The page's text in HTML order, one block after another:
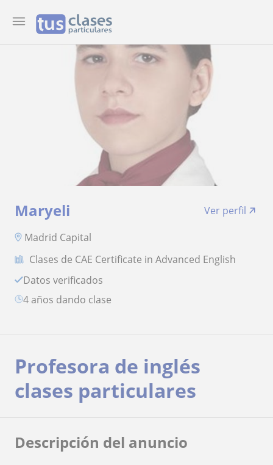
Maryeli
Ver perfil
Madrid Capital
Clases de CAE Certificate in Advanced English
Datos verificados
4 años dando clase
Profesora de inglés
clases particulares
Descripción del anuncio